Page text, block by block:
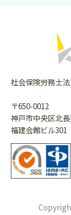
社会保険労務士
〒650-0012
神戸市中央区北
福建会館ビル301